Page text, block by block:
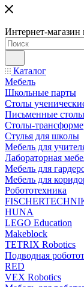
Интернет-магазин
Каталог
Мебель
Школьные парты
Столы
Письменные
Столы-
Стулья для школы
Мебель для
Лабораторная
Мебель для
Мебель для
Робототехника
HUNA
LEGO Education
Makeblock
TETRIX Robotics
Подводная
RED
VEX Robotics